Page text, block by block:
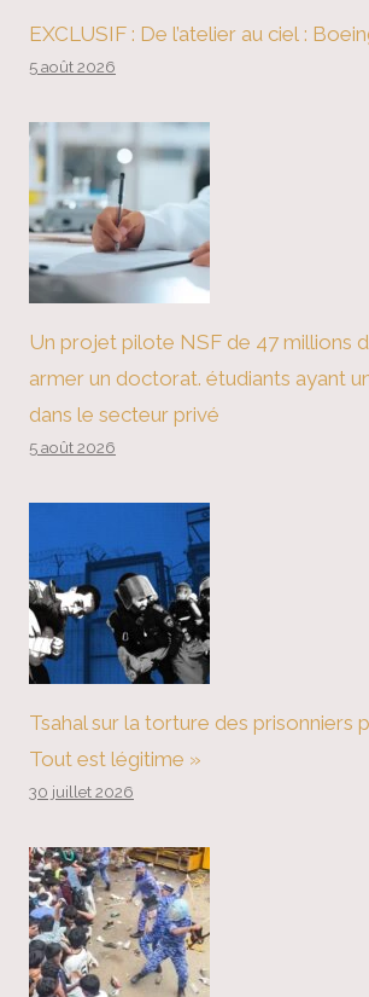
EXCLUSIF : De l’atelier au ciel :
5 août 2026
Un projet pilote NSF de 47 millions
armer un doctorat. étudiants ayant
dans le secteur privé
5 août 2026
Tsahal sur la torture des prisonniers
Tout est légitime »
30 juillet 2026